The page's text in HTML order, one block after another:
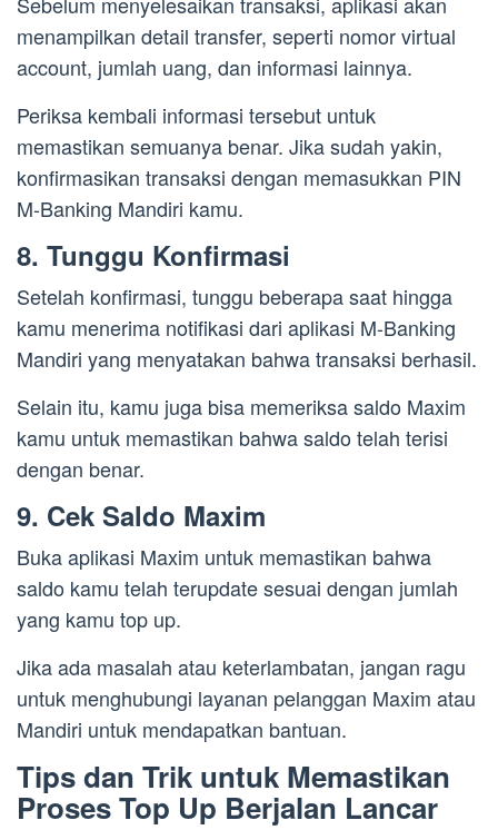
menampilkan detail transfer, seperti nomor virtual
account, jumlah uang, dan informasi lainnya.
Periksa kembali informasi tersebut untuk
memastikan semuanya benar. Jika sudah yakin,
konfirmasikan transaksi dengan memasukkan PIN
M-Banking Mandiri kamu.
8. Tunggu Konfirmasi
Setelah konfirmasi, tunggu beberapa saat hingga
kamu menerima notifikasi dari aplikasi M-Banking
Mandiri yang menyatakan bahwa transaksi berhasil.
Selain itu, kamu juga bisa memeriksa saldo Maxim
kamu untuk memastikan bahwa saldo telah terisi
dengan benar.
9. Cek Saldo Maxim
Buka aplikasi Maxim untuk memastikan bahwa
saldo kamu telah terupdate sesuai dengan jumlah
yang kamu top up.
Jika ada masalah atau keterlambatan, jangan ragu
untuk menghubungi layanan pelanggan Maxim atau
Mandiri untuk mendapatkan bantuan.
Tips dan Trik untuk Memastikan
Proses Top Up Berjalan Lancar